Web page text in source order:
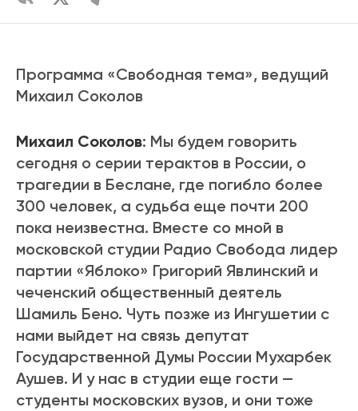
Программа «Свободная тема», ведущий
Михаил Соколов
Михаил Соколов: Мы будем говорить
сегодня о серии терактов в России, о
трагедии в Беслане, где погибло более
300 человек, а судьба еще почти 200
пока неизвестна. Вместе со мной в
московской студии Радио Свобода лидер
партии «Яблоко» Григорий Явлинский и
чеченский общественный деятель
Шамиль Бено. Чуть позже из Ингушетии с
нами выйдет на связь депутат
Государственной Думы России Мухарбек
Аушев. И у нас в студии еще гости —
студенты московских вузов, и они тоже